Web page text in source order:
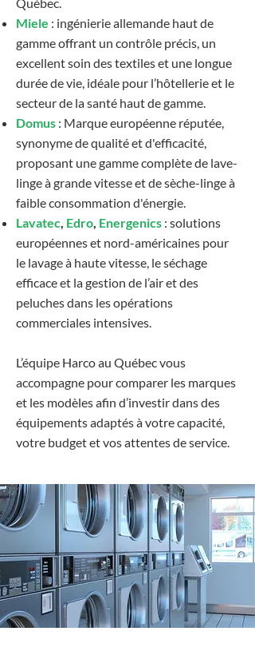
Miele : ingénierie allemande haut de
gamme offrant un contrôle précis, un
excellent soin des textiles et une longue
durée de vie, idéale pour l’hôtellerie et le
secteur de la santé haut de gamme.
Domus : Marque européenne réputée,
synonyme de qualité et d'efficacité,
proposant une gamme complète de lave-
linge à grande vitesse et de sèche-linge à
faible consommation d'énergie.
Lavatec, Edro, Energenics : solutions
européennes et nord-américaines pour
le lavage à haute vitesse, le séchage
efficace et la gestion de l’air et des
peluches dans les opérations
commerciales intensives.
L’équipe Harco au Québec vous
accompagne pour comparer les marques
et les modèles afin d’investir dans des
équipements adaptés à votre capacité,
votre budget et vos attentes de service.